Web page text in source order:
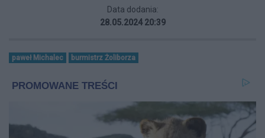
Data dodania:
28.05.2024 20:39
paweł Michalec burmistrz Żoliborza